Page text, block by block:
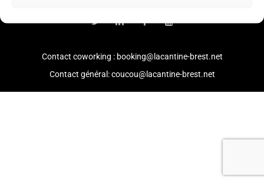
Contact coworking : booking@lacantine-brest.net
Contact général: coucou@lacantine-brest.net